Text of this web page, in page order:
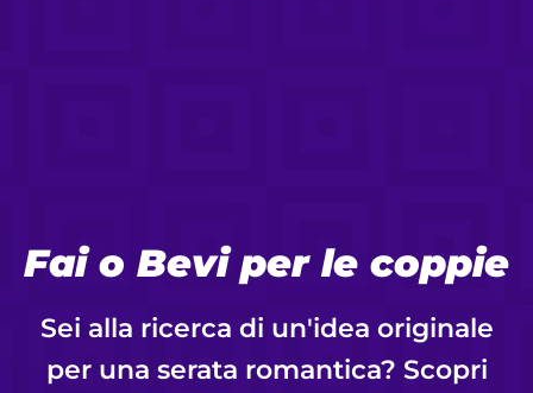
Fai o Bevi per le coppie
Sei alla ricerca di un'idea originale
per una serata romantica? Scopri